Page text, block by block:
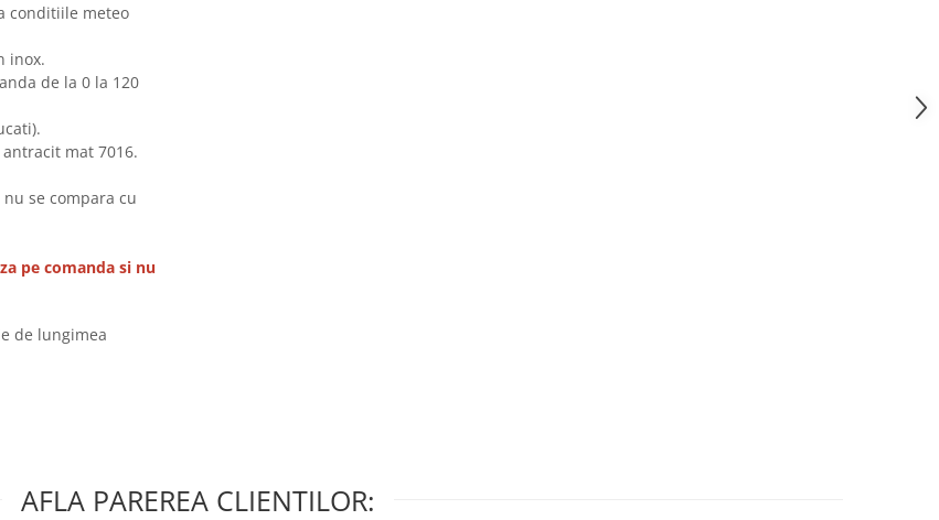
conditiile meteo
inox.
de la 0 la 120
mat 7016.
se compara cu
pe comanda si nu
de lungimea
AFLA PAREREA CLIENTILOR: